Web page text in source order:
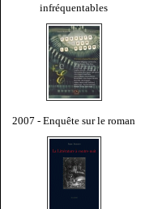
infréquentables
2007 - Enquête sur le roman